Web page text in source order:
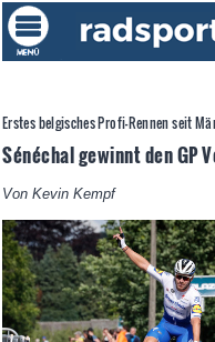
Erstes belgisches Profi-Rennen seit
Sénéchal gewinnt den GP
Von Kevin Kempf